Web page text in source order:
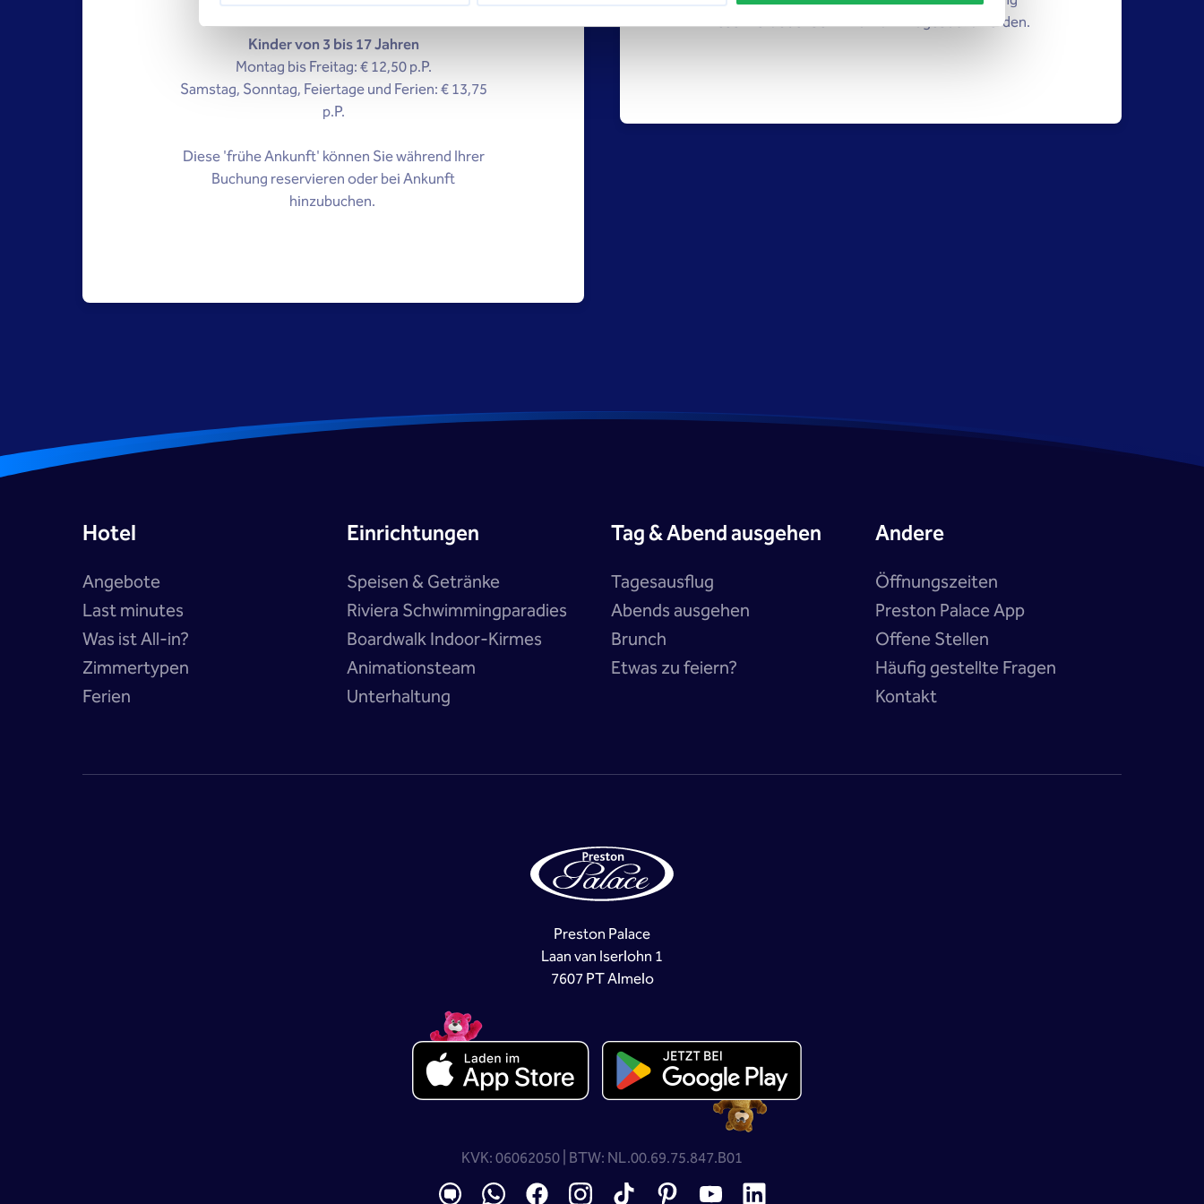
Kinder von 3 bis 17 Jahren
Montag bis Freitag: € 12,50 p.P.
Samstag, Sonntag, Feiertage und Ferien: € 13,75
p.P.
Diese 'frühe Ankunft' können Sie während Ihrer
Buchung reservieren oder bei Ankunft
hinzubuchen.
reserviert oder bei Ankunft hinzugebucht werden.
Hotel
Angebote
Last minutes
Was ist All-in?
Zimmertypen
Ferien
Einrichtungen
Speisen & Getränke
Riviera Schwimmingparadies
Boardwalk Indoor-Kirmes
Animationsteam
Unterhaltung
Tag & Abend ausgehen
Tagesausflug
Abends ausgehen
Brunch
Etwas zu feiern?
Andere
Öffnungszeiten
Preston Palace App
Offene Stellen
Häufig gestellte Fragen
Kontakt
Preston Palace
Laan van Iserlohn 1
7607 PT Almelo
KVK: 06062050 | BTW: NL.00.69.75.847.B01